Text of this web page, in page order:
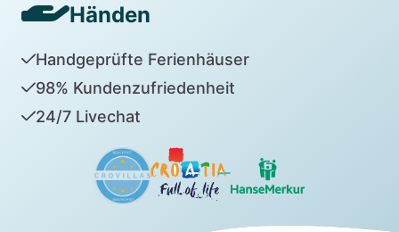
Händen
Handgeprüfte Ferienhäuser
98% Kundenzufriedenheit
24/7 Livechat